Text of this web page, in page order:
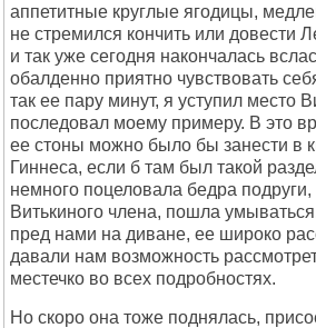
аппетитные круглые ягодицы,
не стремился кончить или довести
и так уже сегодня накончалась
обалденно приятно чувствовать
так ее пару минут, я уступил место
последовал моему примеру. В это
ее стоны можно было бы занести в
Гиннеса, если б там был такой
немного поцеловала бедра подруги,
Витькиного члена, пошла
пред нами на диване, ее широко
давали нам возможность
местечко во всех подробностях.
Hо скоро она тоже поднялась,